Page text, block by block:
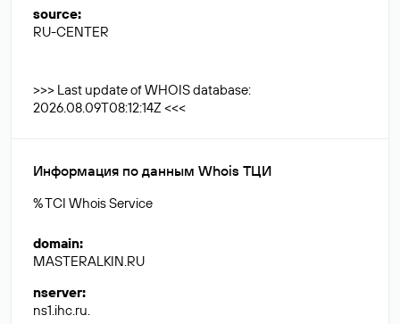
source:
RU-CENTER
>>> Last update of WHOIS database:
2026.08.09T08:12:14Z <<<
Информация по данным Whois ТЦИ
% TCI Whois Service
domain:
MASTERALKIN.RU
nserver:
ns1.ihc.ru.